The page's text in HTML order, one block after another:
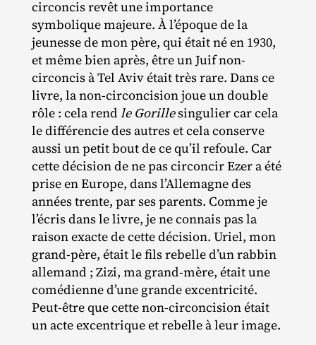
circoncis revêt une importance
symbolique majeure. À l’époque de la
jeunesse de mon père, qui était né en 1930,
et même bien après, être un Juif non‐​
circoncis à Tel Aviv était très rare. Dans ce
livre, la non‐​circoncision joue un double
rôle : cela rend le Gorillesingulier car cela
le différencie des autres et cela conserve
aussi un petit bout de ce qu’il refoule. Car
cette décision de ne pas circoncir Ezer a été
prise en Europe, dans l’Allemagne des
années trente, par ses parents. Comme je
l’écris dans le livre, je ne connais pas la
raison exacte de cette décision. Uriel, mon
grand‐​père, était le fils rebelle d’un rabbin
allemand ; Zizi, ma grand‐​mère, était une
comédienne d’une grande excentricité.
Peut‐​être que cette non‐​circoncision était
un acte excentrique et rebelle à leur image.